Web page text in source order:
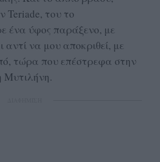
Teriade, του το
ένα ύφος παράξενο, με
αντί να μου αποκριθεί, με
τώρα που επέστρεφα στην